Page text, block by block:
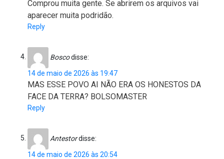
Comprou muita gente. Se abrirem os arquivos vai
aparecer muita podridão.
Reply
Boscodisse:
14 de maio de 2026 às 19:47
MAS ESSE POVO AI NÃO ERA OS HONESTOS DA
FACE DA TERRA? BOLSOMASTER
Reply
Antestordisse:
14 de maio de 2026 às 20:54